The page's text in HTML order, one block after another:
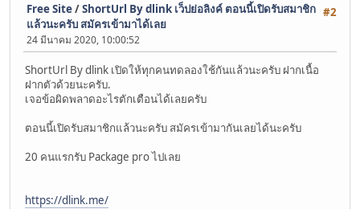
#2
Free Site/ShortUrl By dlink เว็ปย่อลิงค์ ตอนนี้เปิดรับสมาชิก
แล้วนะครับ สมัครเข้ามาได้เลย
24 มีนาคม 2020, 10:00:52
ShortUrl By dlink เปิดให้ทุกคนทดลองใช้กันแล้วนะครับ ฝากเนื้อ
ฝากตัวด้วยนะครับ.
เจอข้อผิดพลาดอะไรตักเตือนได้เลยครับ
ตอนนี้เปิดรับสมาชิกแล้วนะครับ สมัครเข้ามากันเลยได้นะครับ
20 คนแรกรับ Package pro ไปเลย
https://dlink.me/